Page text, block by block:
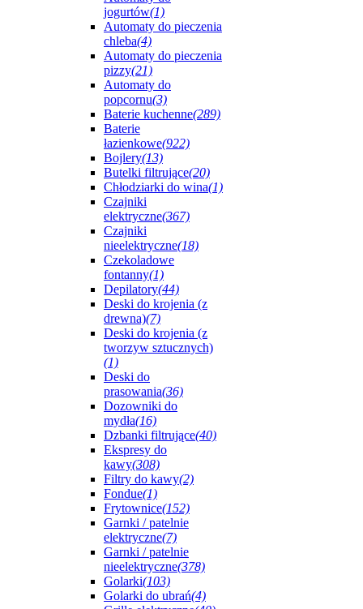
jogurtów(1)
Automaty do pieczenia
chleba(4)
Automaty do pieczenia
pizzy(21)
Automaty do
popcornu(3)
Baterie kuchenne(289)
Baterie
łazienkowe(922)
Bojlery(13)
Butelki filtrujące(20)
Chłodziarki do wina(1)
Czajniki
elektryczne(367)
Czajniki
nieelektryczne(18)
Czekoladowe
fontanny(1)
Depilatory(44)
Deski do krojenia (z
drewna)(7)
Deski do krojenia (z
tworzyw sztucznych)
(1)
Deski do
prasowania(36)
Dozowniki do
mydła(16)
Dzbanki filtrujące(40)
Ekspresy do
kawy(308)
Filtry do kawy(2)
Fondue(1)
Frytownice(152)
Garnki / patelnie
elektryczne(7)
Garnki / patelnie
nieelektryczne(378)
Golarki(103)
Golarki do ubrań(4)